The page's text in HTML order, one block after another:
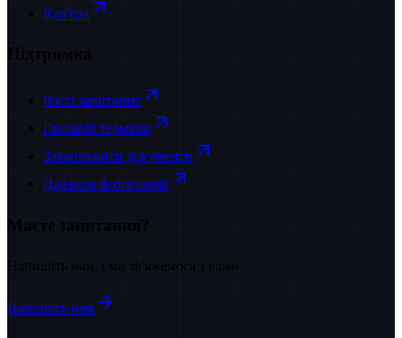
Кар'єра
Підтримка
Часті запитання
Глосарій термінів
Завантажити документи
Джерела фотографій
Маєте запитання?
Напишіть нам